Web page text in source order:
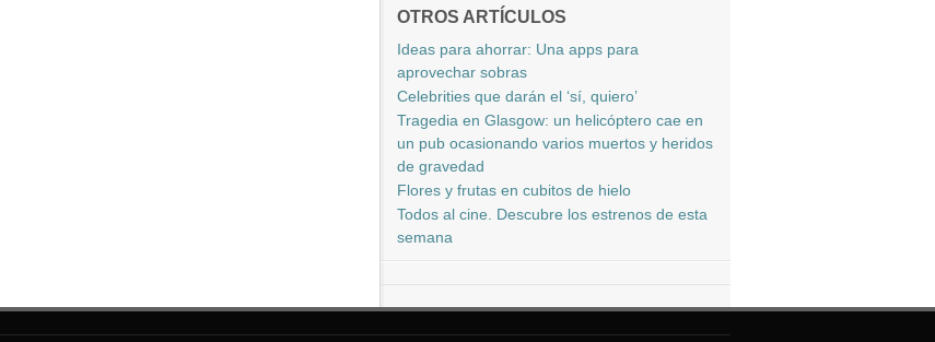
OTROS ARTÍCULOS
Ideas para ahorrar: Una apps para
aprovechar sobras
Celebrities que darán el ‘sí, quiero’
Tragedia en Glasgow: un helicóptero cae en
un pub ocasionando varios muertos y heridos
de gravedad
Flores y frutas en cubitos de hielo
Todos al cine. Descubre los estrenos de esta
semana